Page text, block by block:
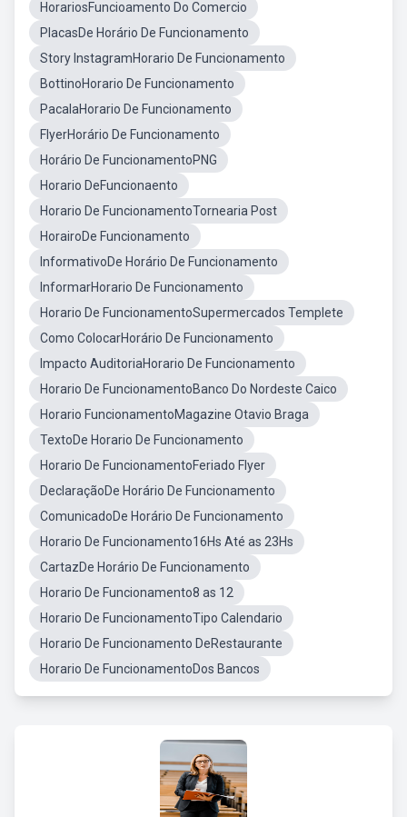
HorariosFuncioamento Do Comercio
PlacasDe Horário De Funcionamento
Story InstagramHorario De Funcionamento
BottinoHorario De Funcionamento
PacalaHorario De Funcionamento
FlyerHorário De Funcionamento
Horário De FuncionamentoPNG
Horario DeFuncionaento
Horario De FuncionamentoTornearia Post
HorairoDe Funcionamento
InformativoDe Horário De Funcionamento
InformarHorario De Funcionamento
Horario De FuncionamentoSupermercados Templete
Como ColocarHorário De Funcionamento
Impacto AuditoriaHorario De Funcionamento
Horario De FuncionamentoBanco Do Nordeste Caico
Horario FuncionamentoMagazine Otavio Braga
TextoDe Horario De Funcionamento
Horario De FuncionamentoFeriado Flyer
DeclaraçãoDe Horário De Funcionamento
ComunicadoDe Horário De Funcionamento
Horario De Funcionamento16Hs Até as 23Hs
CartazDe Horário De Funcionamento
Horario De Funcionamento8 as 12
Horario De FuncionamentoTipo Calendario
Horario De Funcionamento DeRestaurante
Horario De FuncionamentoDos Bancos